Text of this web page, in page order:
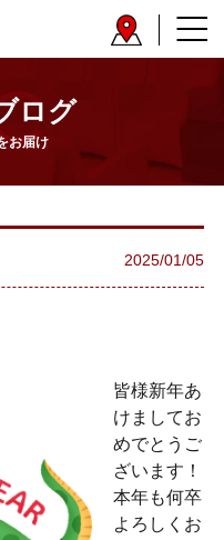
ログ
お届け
2025/01/05
皆様新年あ
けましてお
めでとうご
ざいます！
本年も何卒
よろしくお